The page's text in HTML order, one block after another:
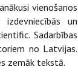
vienošanos
un
Sadarbības
no Latvijas.
zemāk tekstā.